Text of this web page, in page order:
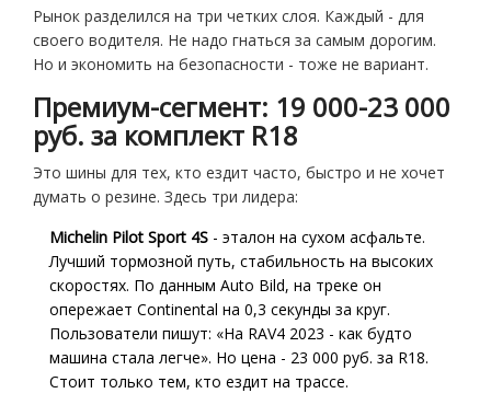
Рынок разделился на три четких слоя. Каждый - для
своего водителя. Не надо гнаться за самым дорогим.
Но и экономить на безопасности - тоже не вариант.
Премиум-сегмент: 19 000-23 000
руб. за комплект R18
Это шины для тех, кто ездит часто, быстро и не хочет
думать о резине. Здесь три лидера:
Michelin Pilot Sport 4S - эталон на сухом асфальте.
Лучший тормозной путь, стабильность на высоких
скоростях. По данным Auto Bild, на треке он
опережает Continental на 0,3 секунды за круг.
Пользователи пишут: «На RAV4 2023 - как будто
машина стала легче». Но цена - 23 000 руб. за R18.
Стоит только тем, кто ездит на трассе.